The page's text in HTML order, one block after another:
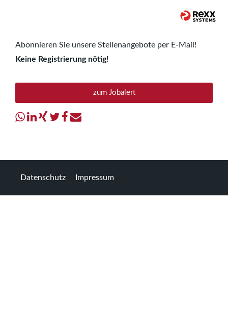
Abonnieren Sie unsere Stellenangebote per E-Mail!
Keine Registrierung nötig!
zum Jobalert
Datenschutz Impressum